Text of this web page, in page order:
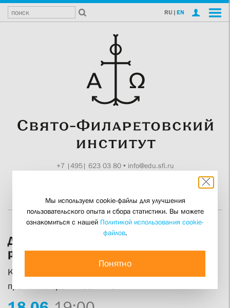
RU | EN
+7 |495| 623 03 80• info@edu.sfi.ru
День открытых дверей факультета
религиоведения СФИ
Как узнать о религии через культуру, повседневные
практики и религиозный опыт
Мы используем cookie-файлы для улучшения
пользовательского опыта и сбора статистики. Вы можете
ознакомиться с нашей Политикой использования cookie-
файлов.
Понятно